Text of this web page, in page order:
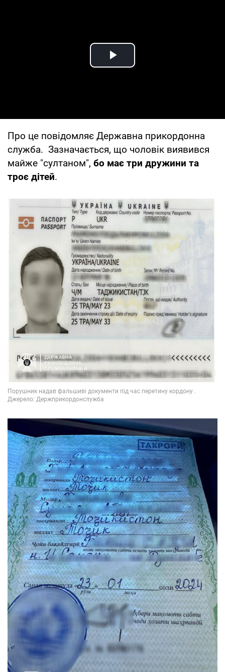
Play Video
Про це повідомляє Державна прикордонна
служба. Зазначається, що чоловік виявився
майже "султаном", бо має три дружини та
троє дітей.